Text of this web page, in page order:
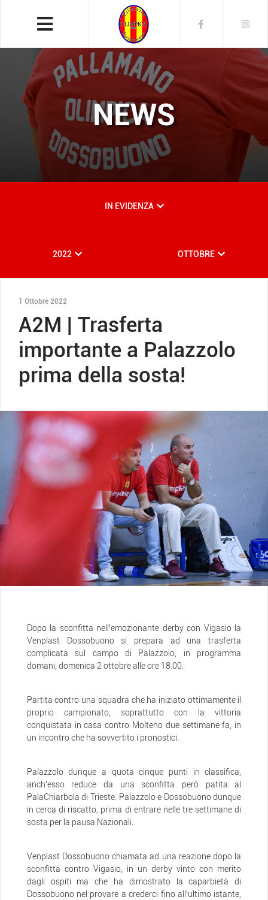
NEWS
IN EVIDENZA
2022 OTTOBRE
1 Ottobre 2022
A2M | Trasferta
importante a Palazzolo
prima della sosta!
Dopo la sconfitta nell’emozionante derby con Vigasio la
Venplast Dossobuono si prepara ad una trasferta
complicata sul campo di Palazzolo, in programma
domani, domenica 2 ottobre alle ore 18.00.
Partita contro una squadra che ha iniziato ottimamente il
proprio campionato, soprattutto con la vittoria
conquistata in casa contro Molteno due settimane fa, in
un incontro che ha sovvertito i pronostici.
Palazzolo dunque a quota cinque punti in classifica,
anch’esso reduce da una sconfitta però patita al
PalaChiarbola di Trieste: Palazzolo e Dossobuono dunque
in cerca di riscatto, prima di entrare nelle tre settimane di
sosta per la pausa Nazionali.
Venplast Dossobuono chiamata ad una reazione dopo la
sconfitta contro Vigasio, in un derby vinto con merito
dagli ospiti ma che ha dimostrato la caparbietà di
Dossobuono nel provare a crederci fino all’ultimo istante,